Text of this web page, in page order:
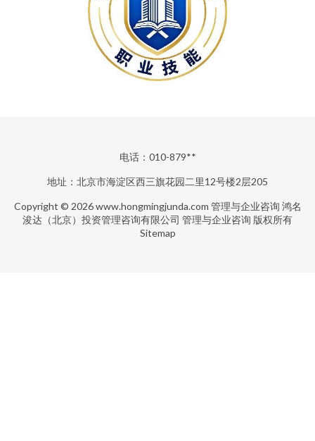
电话：010-879**
地址：北京市海淀区西三旗花园二里12号楼2层205
Copyright © 2026www.hongmingjunda.com 管理与企业咨询 鸿名
浚达（北京）投资管理咨询有限公司 管理与企业咨询 版权所有
Sitemap